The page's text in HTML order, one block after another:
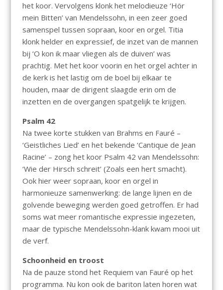
het koor. Vervolgens klonk het melodieuze ‘Hör
mein Bitten’ van Mendelssohn, in een zeer goed
samenspel tussen sopraan, koor en orgel. Titia
klonk helder en expressief, de inzet van de mannen
bij ‘O kon ik maar vliegen als de duiven’ was
prachtig. Met het koor voorin en het orgel achter in
de kerk is het lastig om de boel bij elkaar te
houden, maar de dirigent slaagde erin om de
inzetten en de overgangen spatgelijk te krijgen.
Psalm 42
Na twee korte stukken van Brahms en Fauré –
‘Geistliches Lied’ en het bekende ‘Cantique de Jean
Racine’ – zong het koor Psalm 42 van Mendelssohn:
‘Wie der Hirsch schreit’ (Zoals een hert smacht).
Ook hier weer sopraan, koor en orgel in
harmonieuze samenwerking: de lange lijnen en de
golvende beweging werden goed getroffen. Er had
soms wat meer romantische expressie ingezeten,
maar de typische Mendelssohn-klank kwam mooi uit
de verf.
Schoonheid en troost
Na de pauze stond het Requiem van Fauré op het
programma. Nu kon ook de bariton laten horen wat